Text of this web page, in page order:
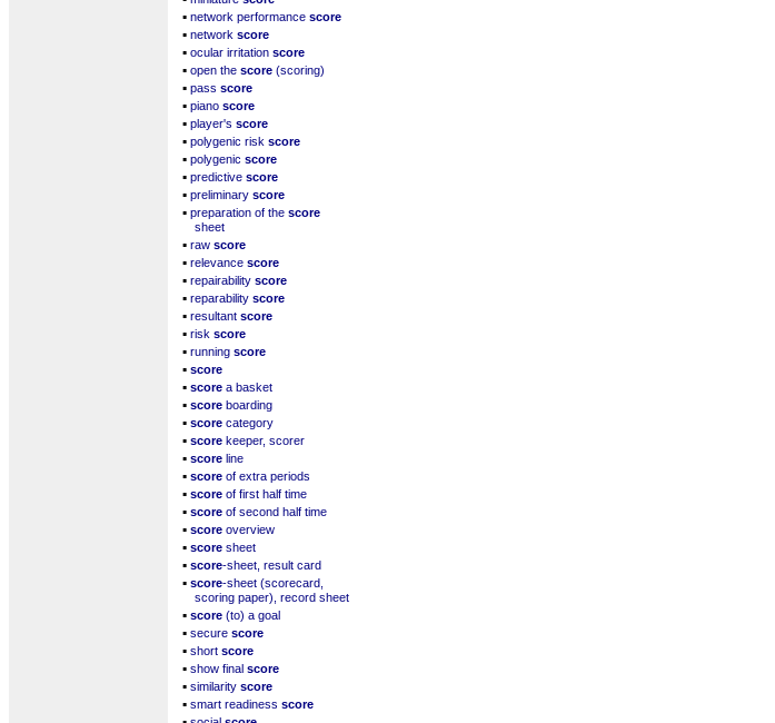
▪ network performance score
▪ network score
▪ ocular irritation score
▪ open the score (scoring)
▪ pass score
▪ piano score
▪ player's score
▪ polygenic risk score
▪ polygenic score
▪ predictive score
▪ preliminary score
▪ preparation of the score
sheet
▪ raw score
▪ relevance score
▪ repairability score
▪ reparability score
▪ resultant score
▪ risk score
▪ running score
▪ score
▪ score a basket
▪ score boarding
▪ score category
▪ score keeper, scorer
▪ score line
▪ score of extra periods
▪ score of first half time
▪ score of second half time
▪ score overview
▪ score sheet
▪ score-sheet, result card
▪ score-sheet (scorecard,
scoring paper), record sheet
▪ score (to) a goal
▪ secure score
▪ short score
▪ show final score
▪ similarity score
▪ smart readiness score